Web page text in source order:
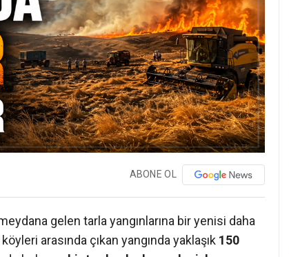
ABONE OL
gelen tarla yangınlarına bir yenisi daha
arasında çıkan yangında yaklaşık 150